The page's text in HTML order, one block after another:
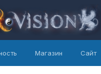
Магазин Сайт